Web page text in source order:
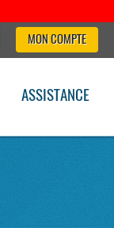
MON COMPTE
ASSISTANCE